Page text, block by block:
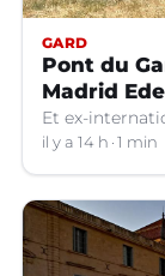
GARD
Pont du
Madrid
Et ex-
il y a 14 h 1 min